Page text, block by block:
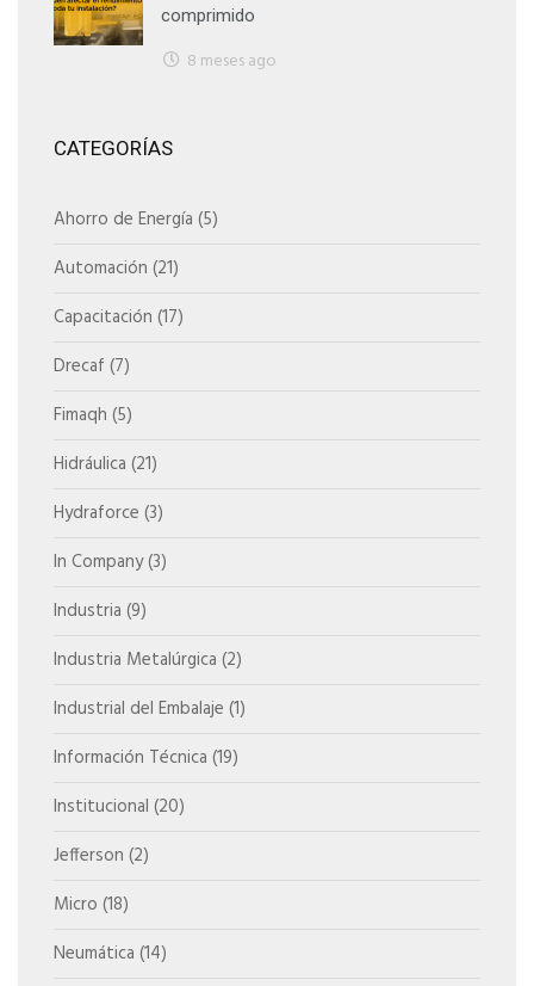
comprimido
8 meses ago
CATEGORÍAS
Ahorro de Energía (5)
Automación (21)
Capacitación (17)
Drecaf (7)
Fimaqh (5)
Hidráulica (21)
Hydraforce (3)
In Company(3)
Industria (9)
Industria Metalúrgica (2)
Industrial del Embalaje (1)
Información Técnica (19)
Institucional (20)
Jefferson (2)
Micro (18)
Neumática (14)